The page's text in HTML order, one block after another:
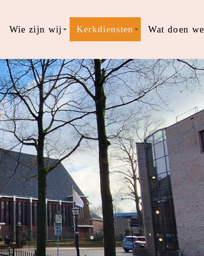
Wie zijn wij Kerkdiensten Wat doen we